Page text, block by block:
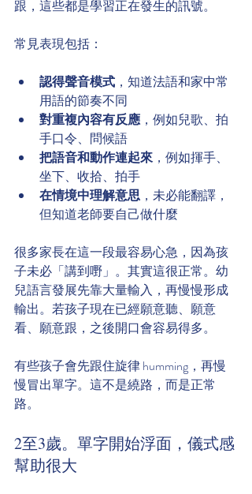
跟，這些都是學習正在發生的訊號。
常見表現包括：
認得聲音模式 ，知道法語和家中常
用語的節奏不同
對重複內容有反應，例如兒歌、拍
手口令、問候語
把語音和動作連起來 ，例如揮手、
坐下、收拾、拍手
在情境中理解意思 ，未必能翻譯，
但知道老師要自己做什麼
很多家長在這一段最容易心急，因為孩
子未必「講到嘢」。其實這很正常。幼
兒語言發展先靠大量輸入，再慢慢形成
輸出。若孩子現在已經願意聽、願意
看、願意跟，之後開口會容易得多。
有些孩子會先跟住旋律 humming，再慢
慢冒出單字。這不是繞路，而是正常
路。
2至3歲。單字開始浮面，儀式感
幫助很大